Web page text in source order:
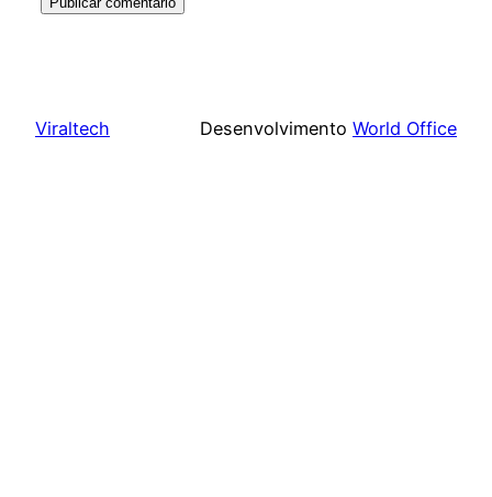
Viraltech Desenvolvimento World Office